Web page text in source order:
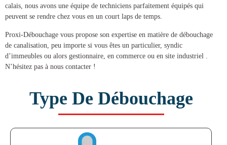
calais, nous avons une équipe de techniciens parfaitement équipés qui
peuvent se rendre chez vous en un court laps de temps.
Proxi-Débouchage vous propose son expertise en matière de débouchage
de canalisation , peu importe si vous êtes un particulier, syndic
d’immeubles ou alors gestionnaire, en commerce ou en site industriel .
N’hésitez pas à nous contacter !
Type De Débouchage